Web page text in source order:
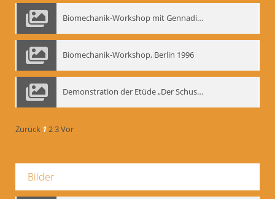
Biomechanik-Workshop mit Gennadij Nikolajewitsch Bogdanow im Mime Centrum Berlin, 1991
Biomechanik-Workshop, Berlin 1996
Demonstration der Etüde „Der Schuss mit dem Bogen“ durch Gennadij Nikolajewitsch Bogdanow, Berlin 1991
Zurück 123Vor
Bilder